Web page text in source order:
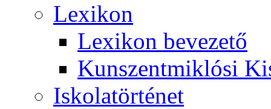
Lexikon
Lexikon bevezető
Kunszentmiklósi
Iskolatörténet